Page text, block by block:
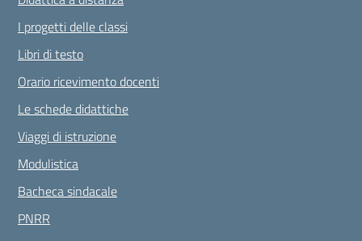
I progetti delle classi
Libri di testo
Orario ricevimento docenti
Le schede didattiche
Viaggi di istruzione
Modulistica
Bacheca sindacale
PNRR